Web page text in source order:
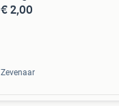
€ 2,00
Zevenaar